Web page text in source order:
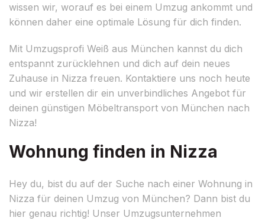
wissen wir, worauf es bei einem Umzug ankommt und
können daher eine optimale Lösung für dich finden.
Mit Umzugsprofi Weiß aus München kannst du dich
entspannt zurücklehnen und dich auf dein neues
Zuhause in Nizza freuen. Kontaktiere uns noch heute
und wir erstellen dir ein unverbindliches Angebot für
deinen günstigen Möbeltransport von München nach
Nizza!
Wohnung finden in Nizza
Hey du, bist du auf der Suche nach einer Wohnung in
Nizza für deinen Umzug von München? Dann bist du
hier genau richtig! Unser Umzugsunternehmen